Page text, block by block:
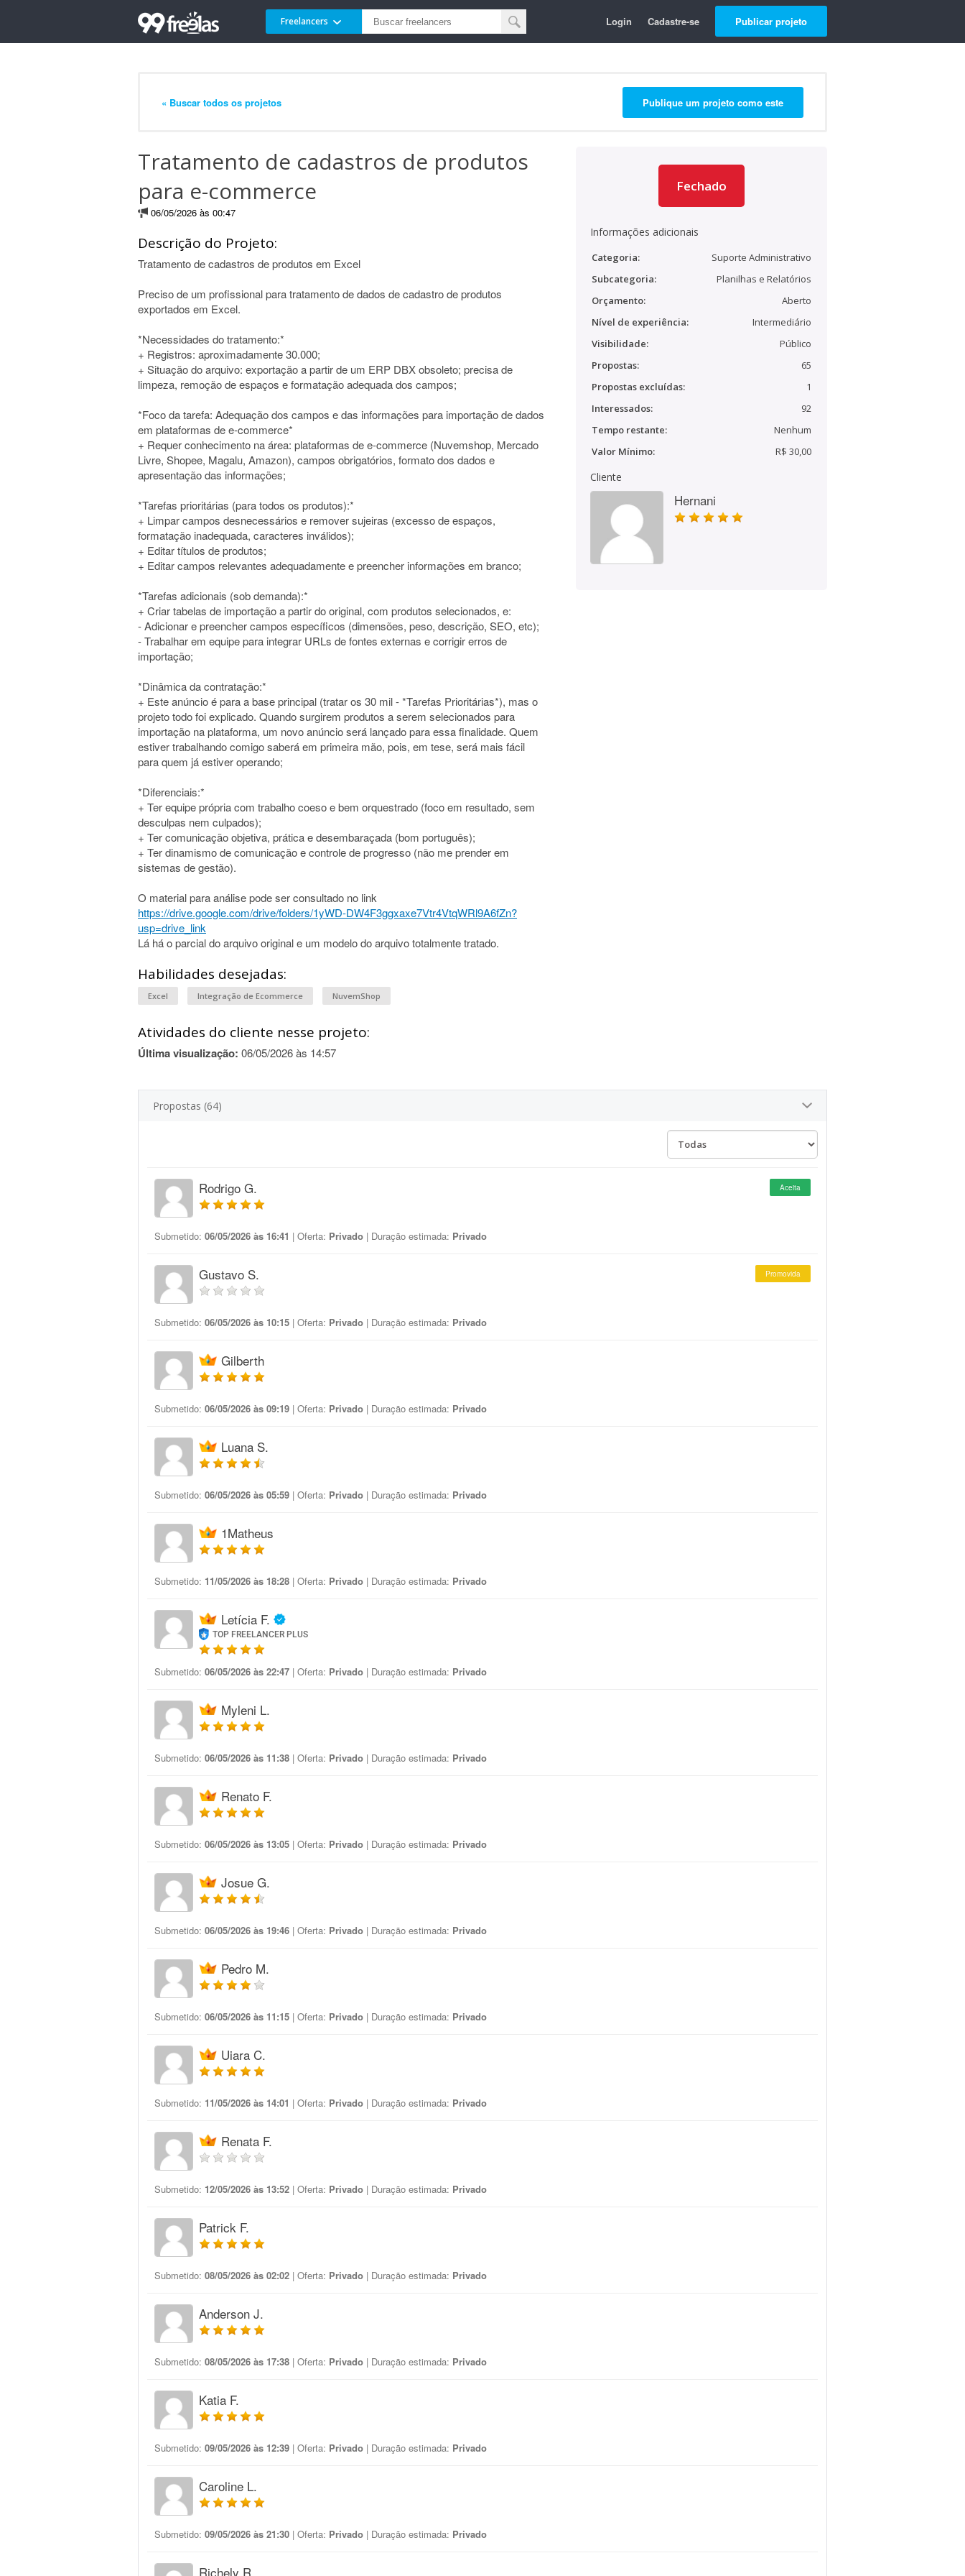
Freelancers Login Cadastre-se Publicar projeto
« Buscar todos os projetos Publique um projeto como este
Tratamento de cadastros de produtos
para e-commerce
06/05/2026 às 00:47
Descrição do Projeto:
Tratamento de cadastros de produtos em Excel
Preciso de um profissional para tratamento de dados de cadastro de produtos
exportados em Excel.
*Necessidades do tratamento:*
+ Registros: aproximadamente 30.000;
+ Situação do arquivo: exportação a partir de um ERP DBX obsoleto; precisa de
limpeza, remoção de espaços e formatação adequada dos campos;
*Foco da tarefa: Adequação dos campos e das informações para importação de dados
em plataformas de e-commerce*
+ Requer conhecimento na área: plataformas de e-commerce (Nuvemshop, Mercado
Livre, Shopee, Magalu, Amazon), campos obrigatórios, formato dos dados e
apresentação das informações;
*Tarefas prioritárias (para todos os produtos):*
+ Limpar campos desnecessários e remover sujeiras (excesso de espaços,
formatação inadequada, caracteres inválidos);
+ Editar títulos de produtos;
+ Editar campos relevantes adequadamente e preencher informações em branco;
*Tarefas adicionais (sob demanda):*
+ Criar tabelas de importação a partir do original, com produtos selecionados, e:
- Adicionar e preencher campos específicos (dimensões, peso, descrição, SEO, etc);
- Trabalhar em equipe para integrar URLs de fontes externas e corrigir erros de
importação;
*Dinâmica da contratação:*
+ Este anúncio é para a base principal (tratar os 30 mil - *Tarefas Prioritárias*), mas o
projeto todo foi explicado. Quando surgirem produtos a serem selecionados para
importação na plataforma, um novo anúncio será lançado para essa finalidade. Quem
estiver trabalhando comigo saberá em primeira mão, pois, em tese, será mais fácil
para quem já estiver operando;
*Diferenciais:*
+ Ter equipe própria com trabalho coeso e bem orquestrado (foco em resultado, sem
desculpas nem culpados);
+ Ter comunicação objetiva, prática e desembaraçada (bom português);
+ Ter dinamismo de comunicação e controle de progresso (não me prender em
sistemas de gestão).
O material para análise pode ser consultado no link
https://drive.google.com/drive/folders/1yWD-DW4F3ggxaxe7Vtr4VtqWRl9A6fZn?
usp=drive_link
Lá há o parcial do arquivo original e um modelo do arquivo totalmente tratado.
Habilidades desejadas:
Excel Integração de Ecommerce NuvemShop
Atividades do cliente nesse projeto:
Última visualização: 06/05/2026 às 14:57
Fechado
Informações adicionais
Categoria:
Suporte Administrativo
Subcategoria:
Planilhas e Relatórios
Orçamento:
Aberto
Nível de experiência:
Intermediário
Visibilidade:
Público
Propostas:
65
Propostas excluídas:
1
Interessados:
92
Tempo restante:
Nenhum
Valor Mínimo:
R$ 30,00
Cliente
Hernani
Propostas (64)
Rodrigo G. Aceita
Submetido: 06/05/2026 às 16:41 | Oferta: Privado | Duração estimada: Privado
Gustavo S. Promovida
Submetido: 06/05/2026 às 10:15 | Oferta: Privado | Duração estimada: Privado
Gilberth
Submetido: 06/05/2026 às 09:19 | Oferta: Privado | Duração estimada: Privado
Luana S.
Submetido: 06/05/2026 às 05:59 | Oferta: Privado | Duração estimada: Privado
1Matheus
Submetido: 11/05/2026 às 18:28 | Oferta: Privado | Duração estimada: Privado
Letícia F.
TOP FREELANCER PLUS
Submetido: 06/05/2026 às 22:47 | Oferta: Privado | Duração estimada: Privado
Myleni L.
Submetido: 06/05/2026 às 11:38 | Oferta: Privado | Duração estimada: Privado
Renato F.
Submetido: 06/05/2026 às 13:05 | Oferta: Privado | Duração estimada: Privado
Josue G.
Submetido: 06/05/2026 às 19:46 | Oferta: Privado | Duração estimada: Privado
Pedro M.
Submetido: 06/05/2026 às 11:15 | Oferta: Privado | Duração estimada: Privado
Uiara C.
Submetido: 11/05/2026 às 14:01 | Oferta: Privado | Duração estimada: Privado
Renata F.
Submetido: 12/05/2026 às 13:52 | Oferta: Privado | Duração estimada: Privado
Patrick F.
Submetido: 08/05/2026 às 02:02 | Oferta: Privado | Duração estimada: Privado
Anderson J.
Submetido: 08/05/2026 às 17:38 | Oferta: Privado | Duração estimada: Privado
Katia F.
Submetido: 09/05/2026 às 12:39 | Oferta: Privado | Duração estimada: Privado
Caroline L.
Submetido: 09/05/2026 às 21:30 | Oferta: Privado | Duração estimada: Privado
Richely R.